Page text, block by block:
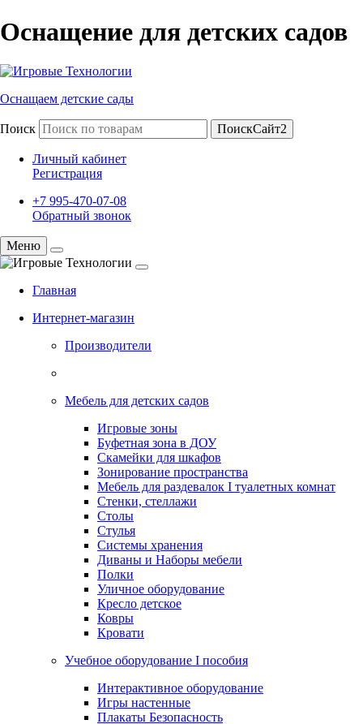
Оснащение для детских садов
Оснащаем детские сады
Поиск ПоискСайт2
Личный кабинет
Регистрация
+7 995-470-07-08
Обратный звонок
Меню
Главная
Интернет-магазин
Производители
Мебель для детских садов
Игровые зоны
Буфетная зона в ДОУ
Скамейки для шкафов
Зонирование пространства
Мебель для раздевалок I туалетных комнат
Стенки, стеллажи
Столы
Стулья
Системы хранения
Диваны и Наборы мебели
Полки
Уличное оборудование
Кресло детское
Ковры
Кровати
Учебное оборудование I пособия
Интерактивное оборудование
Игры настенные
Плакаты Безопасность